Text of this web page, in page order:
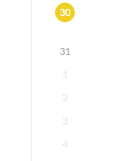
30
31
1
2
3
4